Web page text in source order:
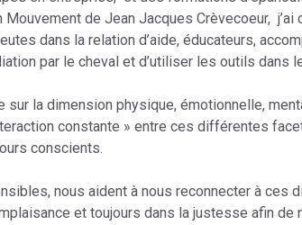
Mouvement de Jean Jacques Crèvecoeur,
dans la relation d’aide, éducateurs,
par le cheval et d’utiliser les outils dans
sur la dimension physique, émotionnelle,
constante » entre ces différentes
conscients.
nous aident à nous reconnecter à ces
et toujours dans la justesse afin